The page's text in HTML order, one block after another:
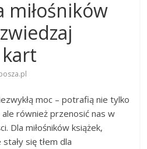
miłośników
kart
moc – potrafią nie tylko
również przenosić nas w
Dla miłośników książek,
się tłem dla